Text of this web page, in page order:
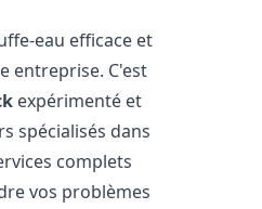
eau efficace et
entreprise. C'est
expérimenté et
spécialisés dans
complets
vos problèmes